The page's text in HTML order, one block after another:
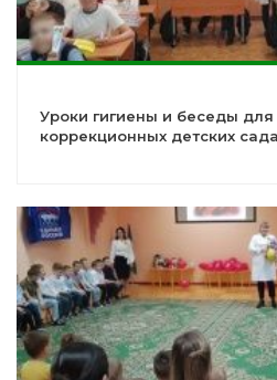
Уроки гигиены и беседы для
коррекционных детских